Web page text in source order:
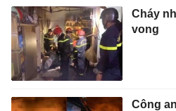
Cháy
vong
Công